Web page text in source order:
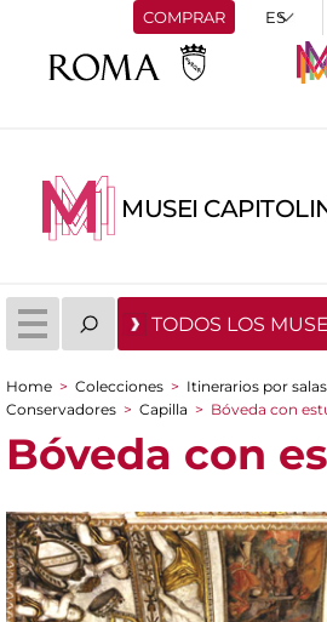
COMPRAR
MUSEI
TODOS LOS
You are here
Home > Colecciones > Itinerarios por salas
Conservadores > Capilla > Bóveda con
Bóveda con